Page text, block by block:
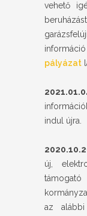
vehető
pályázat
indul újra.
új,
az